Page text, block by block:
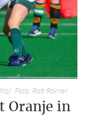
Foto: Rob Römer
Oranje in